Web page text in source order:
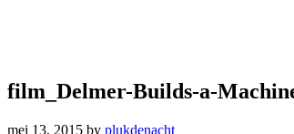
film_Delmer-Builds-a-
mei 13, 2015 by plukdenacht